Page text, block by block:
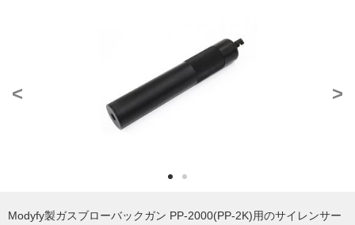
< >
Modyfy製ガスブローバックガン PP-2000(PP-2K)用のサイレンサー